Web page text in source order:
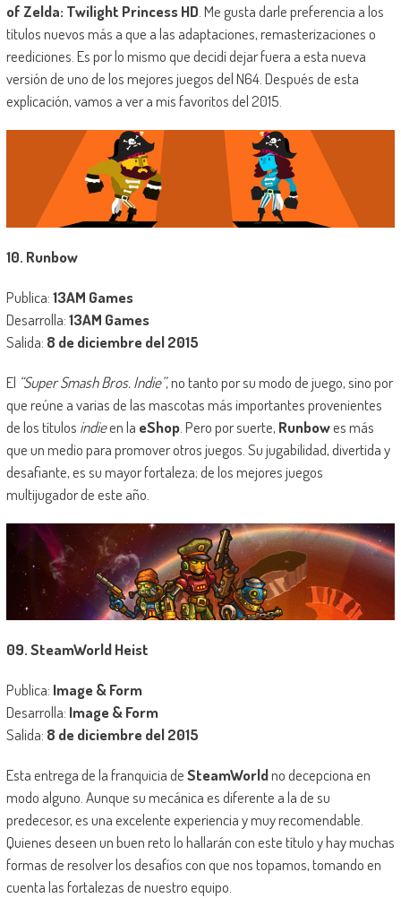
of Zelda: Twilight Princess HD . Me gusta darle preferencia a los
títulos nuevos más a que a las adaptaciones, remasterizaciones o
reediciones. Es por lo mismo que decidí dejar fuera a esta nueva
versión de uno de los mejores juegos del N64. Después de esta
explicación, vamos a ver a mis favoritos del 2015.
10. Runbow
Publica:13AM Games
Desarrolla:13AM Games
Salida: 8 de diciembre del 2015
El “Super Smash Bros. Indie”, no tanto por su modo de juego, sino por
que reúne a varias de las mascotas más importantes provenientes
de los títulos indieen la eShop. Pero por suerte, Runbowes más
que un medio para promover otros juegos. Su jugabilidad, divertida y
desafiante, es su mayor fortaleza; de los mejores juegos
multijugador de este año.
09. SteamWorld Heist
Publica: Image & Form
Desarrolla: Image & Form
Salida: 8 de diciembre del 2015
Esta entrega de la franquicia deSteamWorldno decepciona en
modo alguno. Aunque su mecánica es diferente a la de su
predecesor, es una excelente experiencia y muy recomendable.
Quienes deseen un buen reto lo hallarán con este título y hay muchas
formas de resolver los desafíos con que nos topamos, tomando en
cuenta las fortalezas de nuestro equipo.